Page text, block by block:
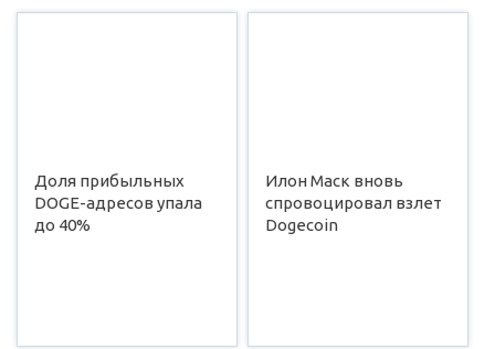
Доля прибыльных
DOGE-адресов упала
до 40%
Илон Маск вновь
спровоцировал взлет
Dogecoin